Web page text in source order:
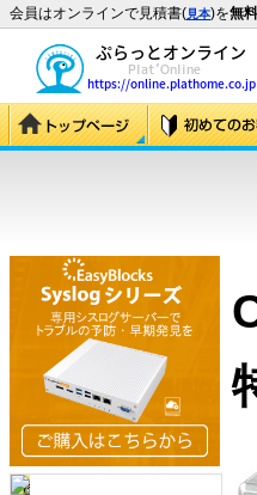
会員はオンラインで見積書(見本)を無